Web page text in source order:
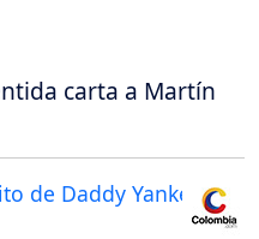
carta a Martín